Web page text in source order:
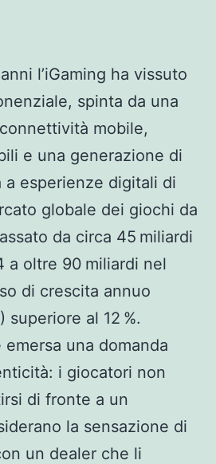
l’iGaming ha vissuto
spinta da una
mobile,
e una generazione di
a esperienze digitali di
globale dei giochi da
da circa 45 miliardi
a oltre 90 miliardi nel
di crescita annuo
superiore al 12 %.
una domanda
i giocatori non
di fronte a un
la sensazione di
un dealer che li